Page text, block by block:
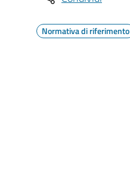
Normativa di riferimento